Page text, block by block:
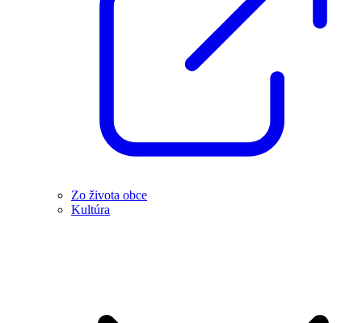
Zo života obce
Kultúra